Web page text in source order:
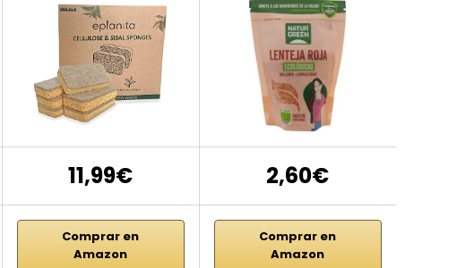
11,99€ 2,60€
Comprar en
Amazon
Comprar en
Amazon